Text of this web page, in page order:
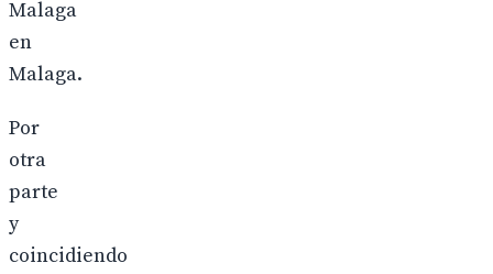
Malaga
en
Malaga.
Por
otra
parte
y
coincidiendo